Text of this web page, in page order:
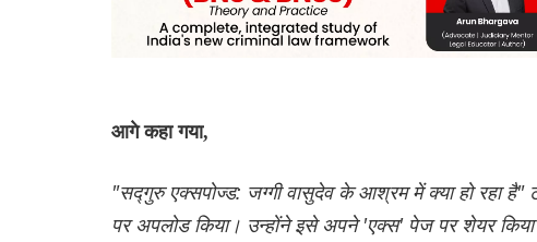
आगे कहा गया,
"सद्गुरु एक्सपोज्ड: जग्गी वासुदेव के आश्रम में क्या हो रहा
पर अपलोड किया। उन्होंने इसे अपने 'एक्स' पेज पर शेयर किया